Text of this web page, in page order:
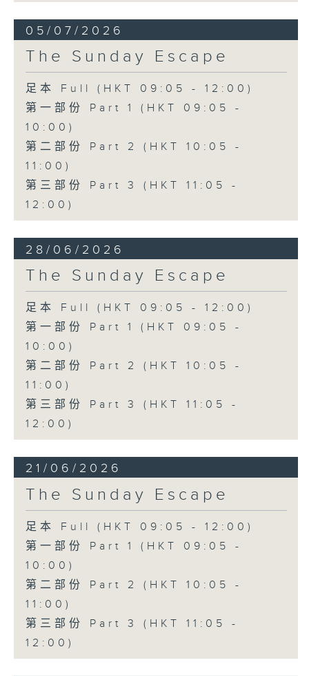
05/07/2026
The Sunday Escape
足本 Full (HKT 09:05 - 12:00)
第一部份 Part 1 (HKT 09:05 -
10:00)
第二部份 Part 2 (HKT 10:05 -
11:00)
第三部份 Part 3 (HKT 11:05 -
12:00)
28/06/2026
The Sunday Escape
足本 Full (HKT 09:05 - 12:00)
第一部份 Part 1 (HKT 09:05 -
10:00)
第二部份 Part 2 (HKT 10:05 -
11:00)
第三部份 Part 3 (HKT 11:05 -
12:00)
21/06/2026
The Sunday Escape
足本 Full (HKT 09:05 - 12:00)
第一部份 Part 1 (HKT 09:05 -
10:00)
第二部份 Part 2 (HKT 10:05 -
11:00)
第三部份 Part 3 (HKT 11:05 -
12:00)